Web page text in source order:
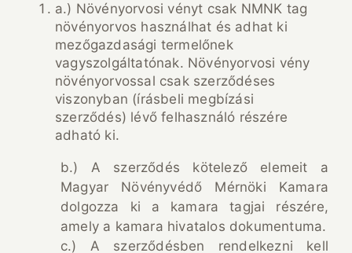
a.) Növényorvosi vényt csak NMNK tag
növényorvos használhat és adhat ki
mezőgazdasági termelőnek
vagyszolgáltatónak. Növényorvosi vény
növényorvossal csak szerződéses
viszonyban (írásbeli megbízási
szerződés) lévő felhasználó részére
adható ki.
b.) A szerződés kötelező elemeit a
Magyar Növényvédő Mérnöki Kamara
dolgozza ki a kamara tagjai részére,
amely a kamara hivatalos dokumentuma.
c.) A szerződésben rendelkezni kell